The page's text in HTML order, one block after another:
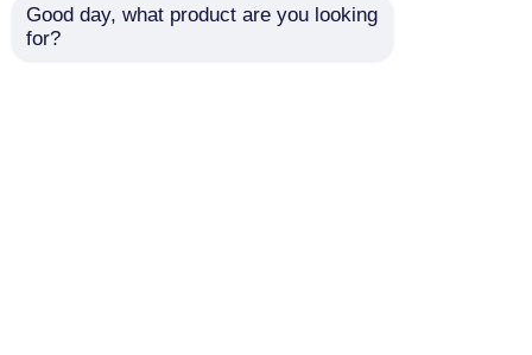
Good day, what product are you looking
for?